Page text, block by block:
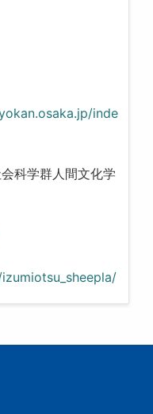
inde
科学群人間文化学